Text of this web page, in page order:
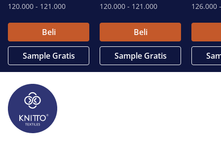
120.000 - 121.000
Beli
Sample Gratis
120.000 - 121.000
Beli
Sample Gratis
126.000